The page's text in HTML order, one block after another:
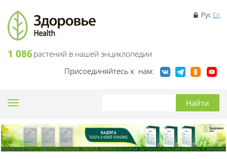
1 086растений в нашей энциклопедии
Рус En
Присоединяйтесь к нам:
Toggle